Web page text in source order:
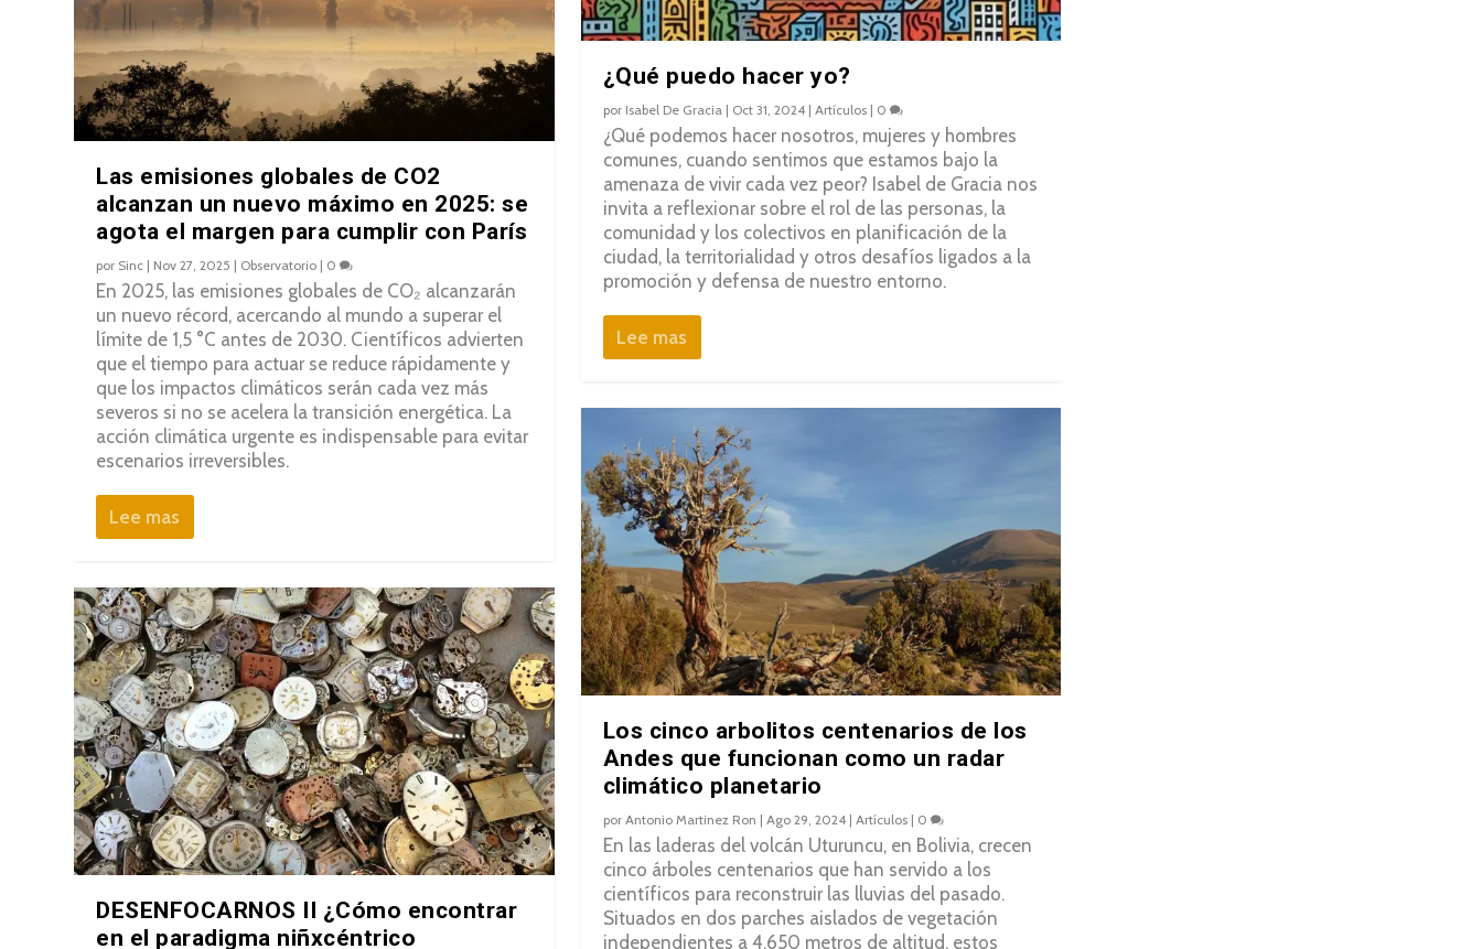
Las emisiones globales de CO2
alcanzan un nuevo máximo en 2025: se
agota el margen para cumplir con París
por Sinc | Nov 27, 2025 | Observatorio | 0
En 2025, las emisiones globales de CO₂ alcanzarán
un nuevo récord, acercando al mundo a superar el
límite de 1,5 °C antes de 2030. Científicos advierten
que el tiempo para actuar se reduce rápidamente y
que los impactos climáticos serán cada vez más
severos si no se acelera la transición energética. La
acción climática urgente es indispensable para evitar
escenarios irreversibles.
Lee mas
DESENFOCARNOS II ¿Cómo encontrar
en el paradigma niñxcéntrico
¿Qué puedo hacer yo?
por Isabel De Gracia | Oct 31, 2024| Artículos| 0
¿Qué podemos hacer nosotros, mujeres y hombres
comunes, cuando sentimos que estamos bajo la
amenaza de vivir cada vez peor? Isabel de Gracia nos
invita a reflexionar sobre el rol de las personas, la
comunidad y los colectivos en planificación de la
ciudad, la territorialidad y otros desafíos ligados a la
promoción y defensa de nuestro entorno.
Lee mas
Los cinco arbolitos centenarios de los
Andes que funcionan como un radar
climático planetario
por Antonio Martinez Ron | Ago 29, 2024| Artículos| 0
En las laderas del volcán Uturuncu, en Bolivia, crecen
cinco árboles centenarios que han servido a los
científicos para reconstruir las lluvias del pasado.
Situados en dos parches aislados de vegetación
independientes a 4.650 metros de altitud, estos